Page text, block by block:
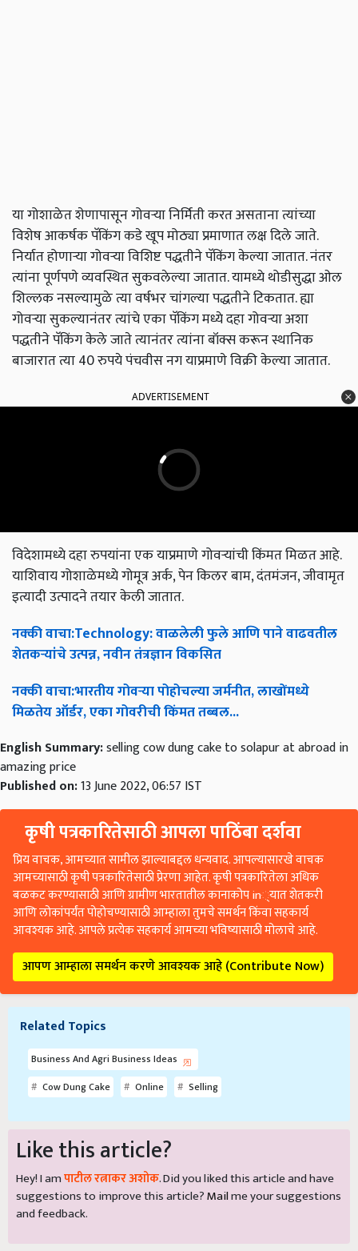
या गोशाळेत शेणापासून गोवऱ्या निर्मिती करत असताना त्यांच्या
विशेष आकर्षक पॅकिंग कडे खूप मोठ्या प्रमाणात लक्ष दिले जाते.
निर्यात होणाऱ्या गोवऱ्या विशिष्ट पद्धतीने पॅकिंग केल्या जातात. नंतर
त्यांना पूर्णपणे व्यवस्थित सुकवलेल्या जातात. यामध्ये थोडीसुद्धा ओल
शिल्लक नसल्यामुळे त्या वर्षभर चांगल्या पद्धतीने टिकतात. ह्या
गोवऱ्या सुकल्यानंतर त्यांचे एका पॅकिंग मध्ये दहा गोवऱ्या अशा
पद्धतीने पॅकिंग केले जाते त्यानंतर त्यांना बॉक्स करून स्थानिक
बाजारात त्या 40 रुपये पंचवीस नग याप्रमाणे विक्री केल्या जातात.
ADVERTISEMENT
विदेशामध्ये दहा रुपयांना एक याप्रमाणे गोवऱ्यांची किंमत मिळत आहे.
याशिवाय गोशाळेमध्ये गोमूत्र अर्क, पेन किलर बाम, दंतमंजन, जीवामृत
इत्यादी उत्पादने तयार केली जातात.
नक्कीवाचा:Technology:वाळलेलीफुलेआणिपानेवाढवतील
शेतकऱ्यांचेउत्पन्न,नवीनतंत्रज्ञानविकसित
नक्कीवाचा:भारतीयगोवऱ्यापोहोचल्याजर्मनीत,लाखोंमध्ये
मिळतेयऑर्डर,एकागोवरीचीकिंमततब्बल...
English Summary:selling cow dung cake to solapur at abroad in
amazing price
Published on:13 June 2022, 06:57 IST
कृषी पत्रकारितेसाठी आपला पाठिंबा दर्शवा
प्रिय वाचक, आमच्यात सामील झाल्याबद्दल धन्यवाद. आपल्यासारखे वाचक
आमच्यासाठी कृषी पत्रकारितेसाठी प्रेरणा आहेत. कृषी पत्रकारितेला अधिक
बळकट करण्यासाठी आणि ग्रामीण भारतातील कानाकोप in्यात शेतकरी
आणि लोकांपर्यंत पोहोचण्यासाठी आम्हाला तुमचे समर्थन किंवा सहकार्य
आवश्यक आहे. आपले प्रत्येक सहकार्य आमच्या भविष्यासाठी मोलाचे आहे.
आपण आम्हाला समर्थन करणे आवश्यक आहे (Contribute Now)
Related Topics
Business And Agri Business Ideas
Cow Dung Cake
Online Selling
Like this article?
Hey! I amपाटील रत्नाकर अशोक. Did you liked this article and have
suggestions to improve this article?Mailme your suggestions
and feedback.